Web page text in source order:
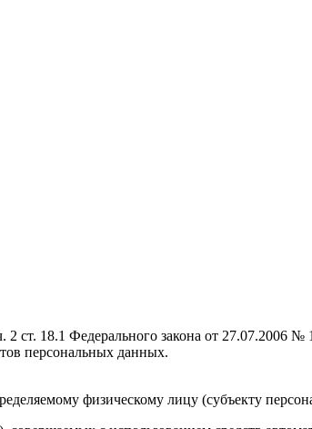
2 ст. 18.1 Федерального закона от 27.07.2006
персональных данных.
физическому лицу (субъекту